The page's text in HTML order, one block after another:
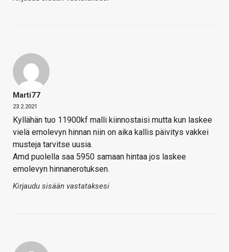
Marti77
23.2.2021
Kyllähän tuo 11900kf malli kiinnostaisi mutta kun laskee
vielä emolevyn hinnan niin on aika kallis päivitys vakkei
musteja tarvitse uusia.
Amd puolella saa 5950 samaan hintaa jos laskee
emolevyn hinnanerotuksen.
Kirjaudu sisään vastataksesi